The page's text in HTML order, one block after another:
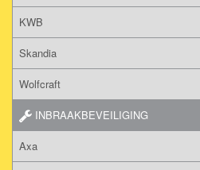
KWB
Skandia
Wolfcraft
INBRAAKBEVEILIGING
Axa